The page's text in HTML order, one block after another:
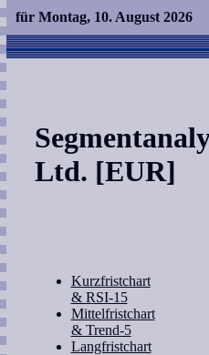
für Montag, 10. August 2026
Ltd. [EUR]
Kurzfristchart
& RSI-15
Mittelfristchart
& Trend-5
Langfristchart